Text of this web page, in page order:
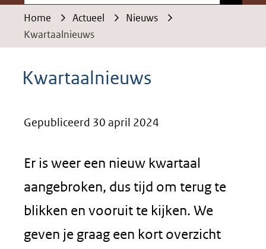
Home Actueel
Nieuws
Kwartaalnieuws
Kwartaalnieuws
Gepubliceerd 30 april 2024
Er is weer een nieuw kwartaal
aangebroken, dus tijd om terug te
blikken en vooruit te kijken. We
geven je graag een kort overzicht